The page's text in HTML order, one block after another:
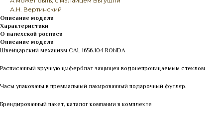
А.Н. Вертинский
Описание модели
Характеристики
О палехской росписи
Описание модели
Швейцарский механизм CAL 1656.104 RONDA
Расписанный вручную циферблат защищен водонепроницаемым стеклом
Часы упакованы в премиальный лакированный подарочный футляр.
Брендированный пакет, каталог компании в комплекте